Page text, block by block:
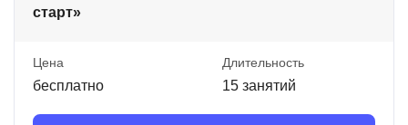
старт»
Цена
бесплатно
Длительность
15 занятий